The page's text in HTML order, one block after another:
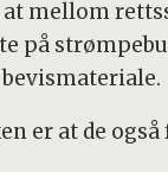
mellom
på
er at de